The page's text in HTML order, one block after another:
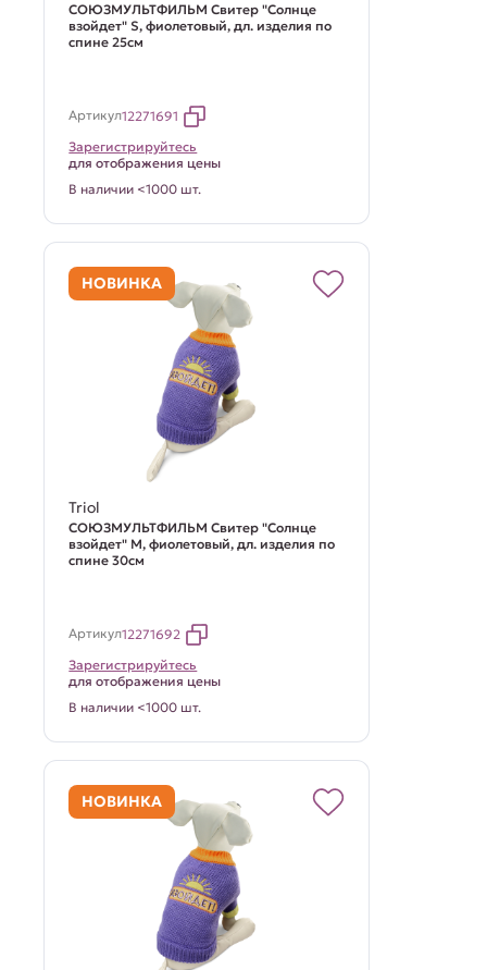
СОЮЗМУЛЬТФИЛЬМ Свитер "Солнце
взойдет" S, фиолетовый, дл. изделия по
спине 25см
Артикул12271691
Зарегистрируйтесь
для отображения цены
В наличии <1000 шт.
НОВИНКА
Triol
СОЮЗМУЛЬТФИЛЬМ Свитер "Солнце
взойдет" M, фиолетовый, дл. изделия по
спине 30см
Артикул12271692
Зарегистрируйтесь
для отображения цены
В наличии <1000 шт.
НОВИНКА